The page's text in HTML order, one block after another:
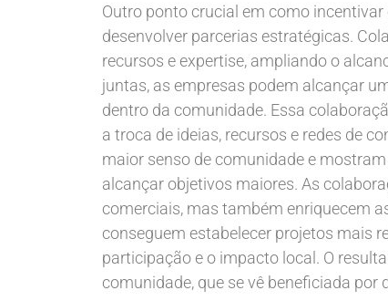
Outro ponto crucial em como
desenvolver parcerias estratégicas.
recursos e expertise, ampliando o
juntas, as empresas podem alcançar
dentro da comunidade. Essa
a troca de ideias, recursos e redes de
maior senso de comunidade e
alcançar objetivos maiores. As
comerciais, mas também enriquecem
conseguem estabelecer projetos mais
participação e o impacto local. O
comunidade, que se vê beneficiada